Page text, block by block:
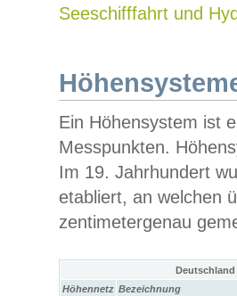
Seeschifffahrt und
Ein Höhensystem ist
Messpunkten.
Im 19. Jahrhundert
etabliert, an welchen
zentimetergenau
Höhennetz Bezeichnung